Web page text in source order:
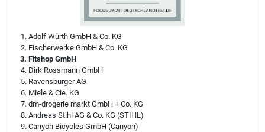
Adolf Würth GmbH & Co. KG
Fischerwerke GmbH & Co. KG
Fitshop GmbH
Dirk Rossmann GmbH
Ravensburger AG
Miele & Cie. KG
dm-drogerie markt GmbH + Co. KG
Andreas Stihl AG & Co. KG (STIHL)
Canyon Bicycles GmbH (Canyon)